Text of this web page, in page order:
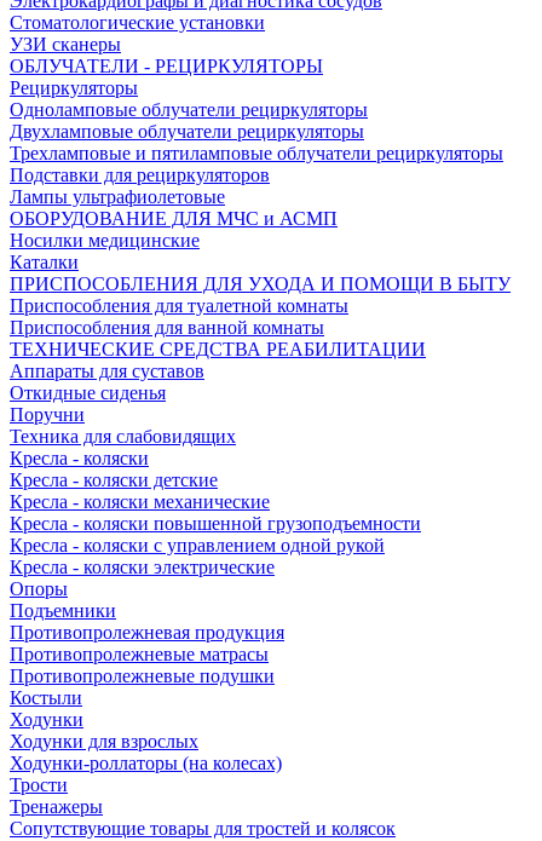
Стоматологические установки
УЗИ сканеры
ОБЛУЧАТЕЛИ - РЕЦИРКУЛЯТОРЫ
Рециркуляторы
Одноламповые облучатели рециркуляторы
Двухламповые облучатели рециркуляторы
Трехламповые и пятиламповые облучатели рециркуляторы
Подставки для рециркуляторов
Лампы ультрафиолетовые
ОБОРУДОВАНИЕ ДЛЯ МЧС и АСМП
Носилки медицинские
Каталки
ПРИСПОСОБЛЕНИЯ ДЛЯ УХОДА И ПОМОЩИ В БЫТУ
Приспособления для туалетной комнаты
Приспособления для ванной комнаты
ТЕХНИЧЕСКИЕ СРЕДСТВА РЕАБИЛИТАЦИИ
Аппараты для суставов
Откидные сиденья
Поручни
Техника для слабовидящих
Кресла - коляски
Кресла - коляски детские
Кресла - коляски механические
Кресла - коляски повышенной грузоподъемности
Кресла - коляски с управлением одной рукой
Кресла - коляски электрические
Опоры
Подъемники
Противопролежневая продукция
Противопролежневые матрасы
Противопролежневые подушки
Костыли
Ходунки
Ходунки для взрослых
Ходунки-роллаторы (на колесах)
Трости
Тренажеры
Сопутствующие товары для тростей и колясок